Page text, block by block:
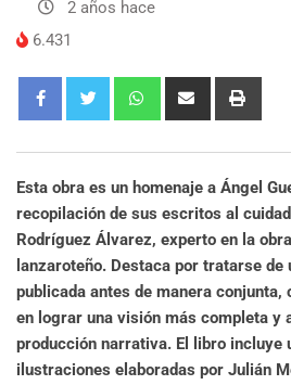
2 años hace
6.431
Esta obra es un homenaje a Ángel
recopilación de sus escritos al
Rodríguez Álvarez, experto en la
lanzaroteño. Destaca por tratarse de
publicada antes de manera
en lograr una visión más completa y
producción narrativa. El libro incluye
ilustraciones elaboradas por Julián